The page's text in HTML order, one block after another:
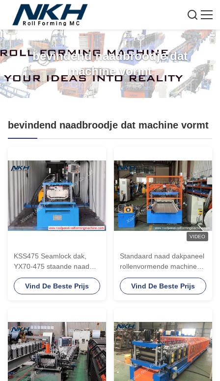
bevindend naadbroodje dat
machine vormt
bevindend naadbroodje dat machine vormt
KSS475 Seamlock dak,
YX70-475 staande naad
rolvormende machine
Vind De Beste Prijs
VIDEO
Standaard naad dakpaneel
rollenvormende machine
voor GI-galaluminiumplaten
Vind De Beste Prijs